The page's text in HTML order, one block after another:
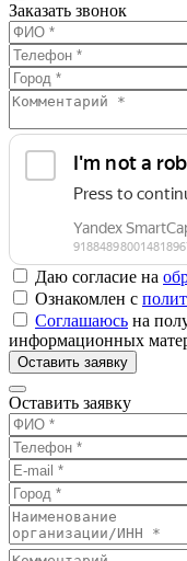
Заказать звонок
Даю согласие на
Ознакомлен с
Соглашаюсь на
информационных
Оставить заявку
Оставить заявку